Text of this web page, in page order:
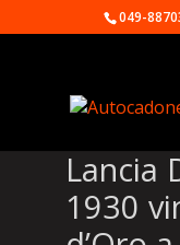
049-
Lancia
1930